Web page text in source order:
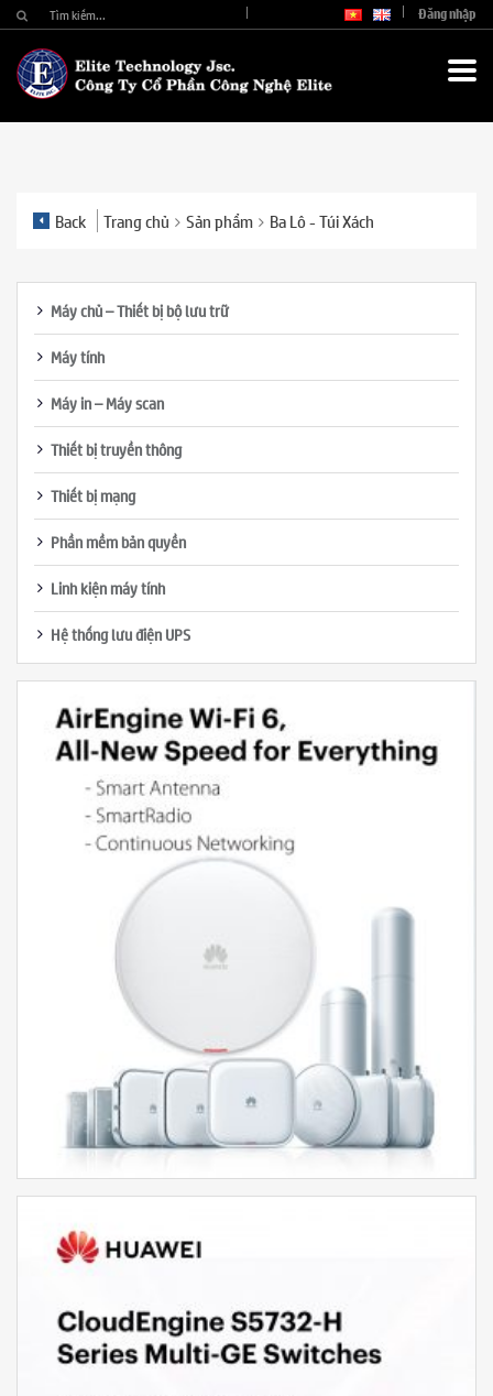
Đăng nhập
Back Trang chủ Sản phẩm Ba Lô - Túi Xách
Máy chủ – Thiết bị bộ lưu trữ
Máy tính
Máy in – Máy scan
Thiết bị truyền thông
Thiết bị mạng
Phần mềm bản quyền
Linh kiện máy tính
Hệ thống lưu điện UPS